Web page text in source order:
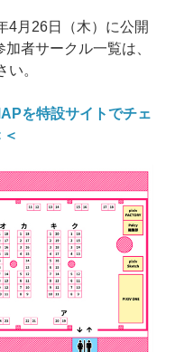
4月26日（木）に公開
者サークル一覧は、
。
を特設サイトでチェ